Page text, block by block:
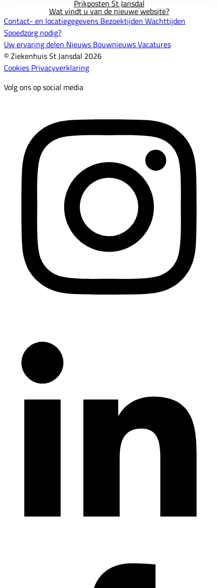
Prikposten St Jansdal
Wat vindt u van de nieuwe website?
Contact- en locatiegegevens Bezoektijden Wachttijden
Spoedzorg nodig?
Uw ervaring delen Nieuws BouwnieuwsVacatures
© Ziekenhuis St Jansdal 2026
Cookies Privacyverklaring
Volg ons op social media